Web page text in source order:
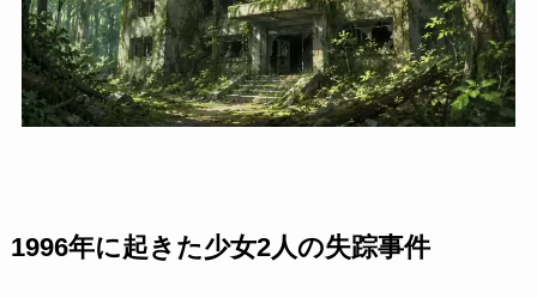
1996年に起きた少女2人の失踪事件